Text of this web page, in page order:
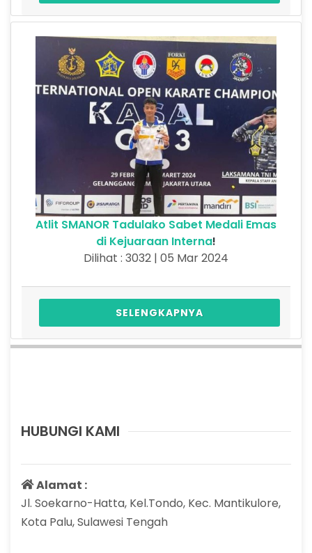
Atlit SMANOR Tadulako Sabet Medali Emas
di Kejuaraan Interna!
Dilihat : 3032 | 05 Mar 2024
SELENGKAPNYA
HUBUNGI KAMI
Alamat :
Jl. Soekarno-Hatta, Kel.Tondo, Kec. Mantikulore,
Kota Palu, Sulawesi Tengah